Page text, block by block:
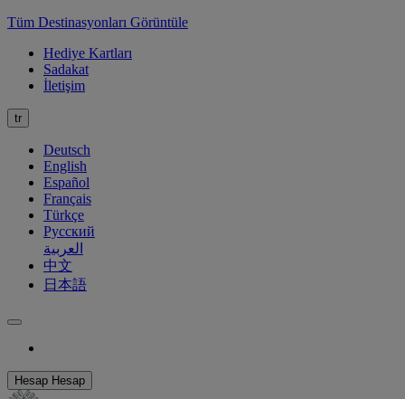
Tüm Destinasyonları Görüntüle
Hediye Kartları
Sadakat
İletişim
tr
Deutsch
English
Español
Français
Türkçe
Русский
العربية
中文
日本語
Hesap Hesap